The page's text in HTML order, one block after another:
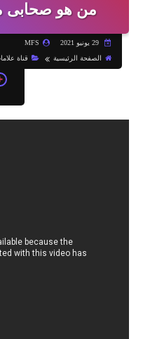
من هو صحابى
29 يونيو 2021 MFS
الصفحة الرئيسية قناة